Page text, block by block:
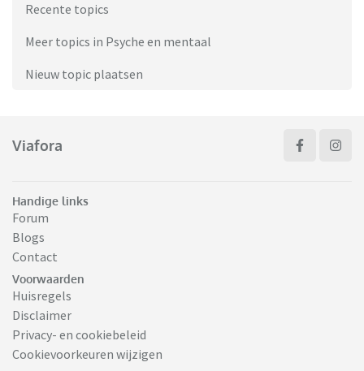
Recente topics
Meer topics in Psyche en mentaal
Nieuw topic plaatsen
Viafora
Handige links
Forum
Blogs
Contact
Voorwaarden
Huisregels
Disclaimer
Privacy- en cookiebeleid
Cookievoorkeuren wijzigen